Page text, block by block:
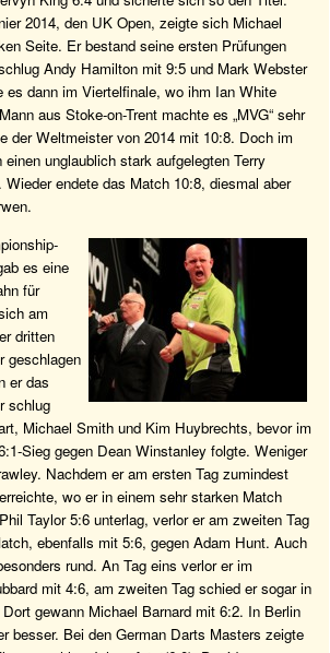
2014, den UK Open, zeigte sich Michael
Seite. Er bestand seine ersten Prüfungen
Andy Hamilton mit 9:5 und Mark Webster
es dann im Viertelfinale, wo ihm Ian White
aus Stoke-on-Trent machte es „MVG“ sehr
der Weltmeister von 2014 mit 10:8. Doch im
unglaublich stark aufgelegten Terry
endete das Match 10:8, diesmal aber
es eine
für
am
dritten
geschlagen
er das
schlug
Michael Smith und Kim Huybrechts, bevor im
Sieg gegen Dean Winstanley folgte. Weniger
Nachdem er am ersten Tag zumindest
wo er in einem sehr starken Match
Taylor 5:6 unterlag, verlor er am zweiten Tag
ebenfalls mit 5:6, gegen Adam Hunt. Auch
rund. An Tag eins verlor er im
mit 4:6, am zweiten Tag schied er sogar in
gewann Michael Barnard mit 6:2. In Berlin
besser. Bei den German Darts Masters zeigte